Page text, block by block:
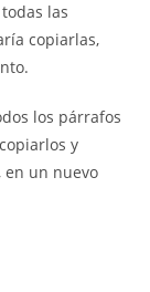
todas las
copiarlas,
los párrafos
y
en un nuevo